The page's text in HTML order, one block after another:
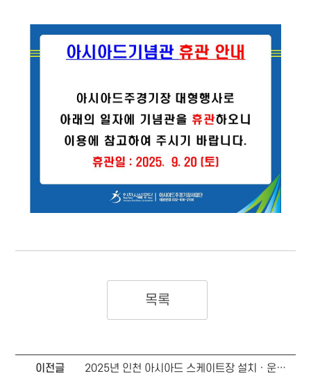
목록
이전글 2025년 인천 아시아드 스케이트장 설치 · 운영 · 해체 용역 사업 제안서 평가위원(후보자) 공개모집